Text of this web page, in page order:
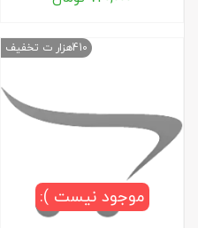
410هزار ت تخفیف
موجود نیست ):